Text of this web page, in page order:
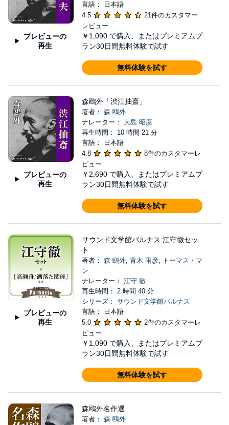
プレビューの
再生
言語： 日本語
4.5
21件のカスタマー
レビュー
￥1,090 で購入、またはプレミアムプ
ラン30日間無料体験で試す
無料体験を試す
プレビューの
再生
森鴎外「渋江抽斎」
著者： 森 鴎外
ナレーター： 大島 昭彦
再生時間： 10 時間 21 分
言語： 日本語
4.8
8件のカスタマーレ
ビュー
￥2,690 で購入、またはプレミアムプ
ラン30日間無料体験で試す
無料体験を試す
プレビューの
再生
サウンド文学館パルナス 江守徹セッ
ト
著者： 森 鴎外, 青木 雨彦, トーマス・マ
ン
ナレーター： 江守 徹
再生時間： 2 時間 40 分
シリーズ： サウンド文学館パルナス
言語： 日本語
5.0
2件のカスタマーレ
ビュー
￥1,090 で購入、またはプレミアムプ
ラン30日間無料体験で試す
無料体験を試す
森鴎外名作選
著者： 森 鴎外